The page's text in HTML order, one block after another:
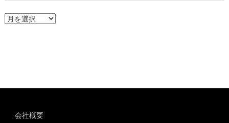
ア
会社概要